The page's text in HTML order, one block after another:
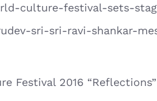
culture-festival-sets-
sri-sri-ravi-shankar-
Festival 2016